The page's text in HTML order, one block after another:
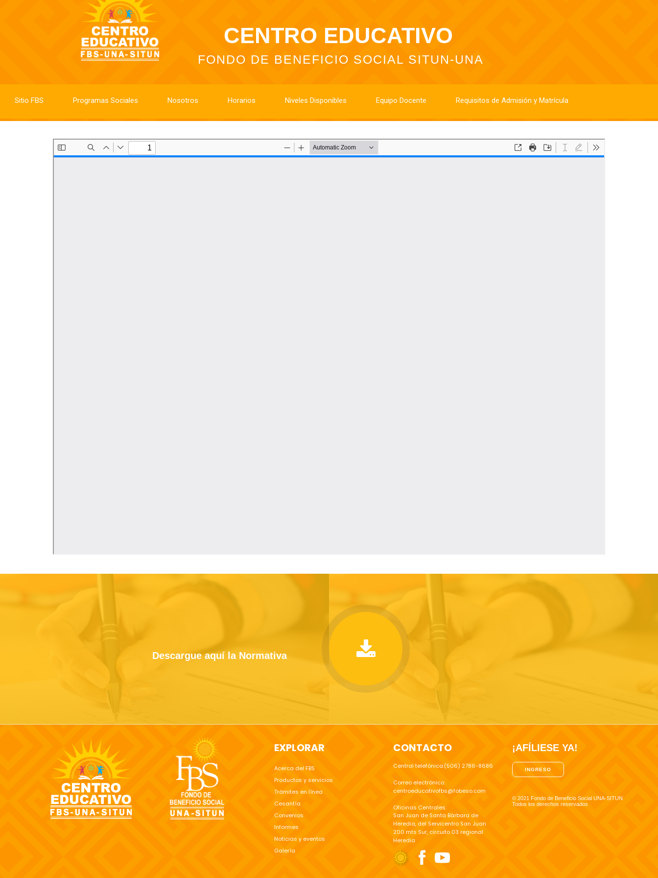
CENTRO EDUCATIVO
FONDO DE BENEFICIO SOCIAL SITUN-UNA
Sitio FBS Programas Sociales Nosotros Horarios Niveles Disponibles Equipo Docente Requisitos de Admisión y Matrícula
Descargue aquí la Normativa
EXPLORAR
Acerca del FBS
Productos y servicios
Trámites en línea
Cesantía
Convenios
Informes
Noticias y eventos
Galería
CONTACTO
Central telefónica:(506) 2786-8686
Correo electrónico:
centroeducativofbs@fobeso.com
Oficinas Centrales:
San Juan de Santa Bárbara de
Heredia, del Servicentro San Juan
200 mts Sur, circuito 03 regional
Heredia
¡AFÍLIESE YA!
INGRESO
© 2021 Fondo de Beneficio Social UNA-SITUN
Todos los derechos reservados